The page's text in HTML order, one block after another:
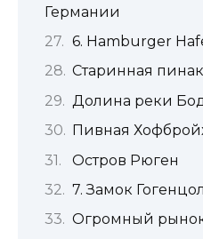
Германии
6. Hamburger
Старинная
Долина реки
Пивная
Остров Рюген
7. Замок
Огромный